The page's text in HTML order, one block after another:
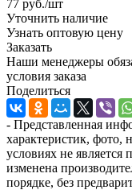
77 руб./шт
Уточнить наличие
Узнать оптовую цену
Заказать
Наши менеджеры
условия заказа
Поделиться
- Представленная
характеристик, фото,
условиях не
изменена
порядке, без